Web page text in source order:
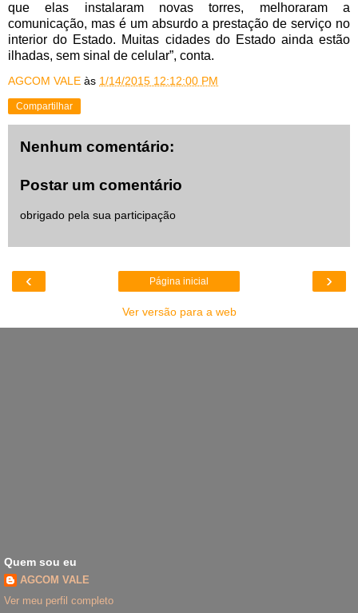
que elas instalaram novas torres, melhoraram a
comunicação, mas é um absurdo a prestação de serviço no
interior do Estado. Muitas cidades do Estado ainda estão
ilhadas, sem sinal de celular”, conta.
AGCOM VALE às 1/14/2015 12:12:00 PM
Compartilhar
Nenhum comentário:
Postar um comentário
obrigado pela sua participação
‹ ›
Página inicial
Ver versão para a web
Quem sou eu
AGCOM VALE
Ver meu perfil completo